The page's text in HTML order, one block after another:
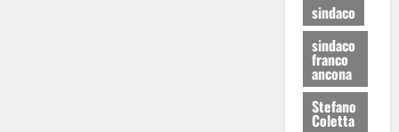
sindaco
sindaco
franco
ancona
Stefano
Coletta